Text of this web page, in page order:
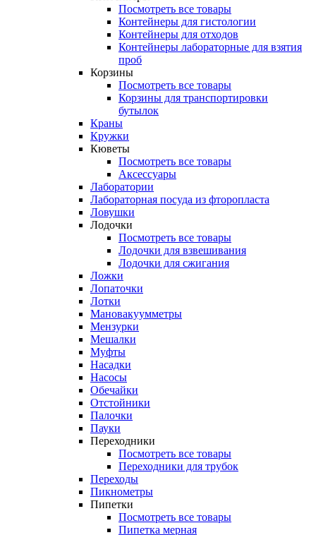
Посмотреть все товары
Контейнеры для гистологии
Контейнеры для отходов
Контейнеры лабораторные для взятия
проб
Корзины
Посмотреть все товары
Корзины для транспортировки
бутылок
Краны
Кружки
Кюветы
Посмотреть все товары
Аксессуары
Лаборатории
Лабораторная посуда из фторопласта
Ловушки
Лодочки
Посмотреть все товары
Лодочки для взвешивания
Лодочки для сжигания
Ложки
Лопаточки
Лотки
Мановакуумметры
Мензурки
Мешалки
Муфты
Насадки
Насосы
Обечайки
Отстойники
Палочки
Пауки
Переходники
Посмотреть все товары
Переходники для трубок
Переходы
Пикнометры
Пипетки
Посмотреть все товары
Пипетка мерная